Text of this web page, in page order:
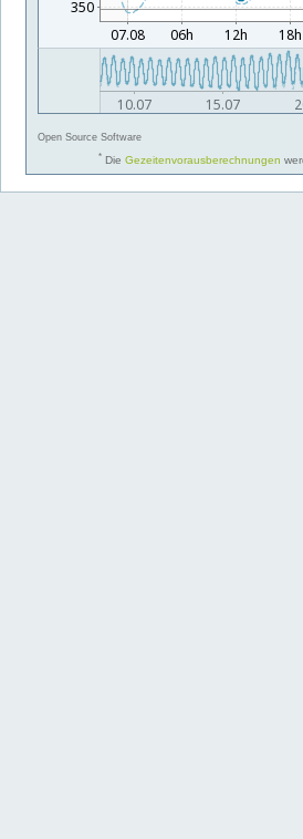
Open Source Software
* Die Gezeitenvorausberechnungen